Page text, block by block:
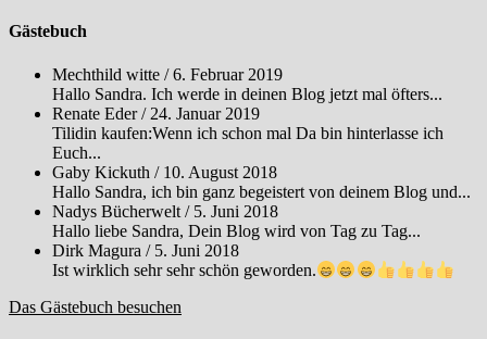
Gästebuch
Mechthild witte /6. Februar 2019
Hallo Sandra. Ich werde in deinen Blog jetzt mal öfters...
Renate Eder/ 24. Januar 2019
Tilidin kaufen:Wenn ich schon mal Da bin hinterlasse ich
Euch...
Gaby Kickuth / 10. August 2018
Hallo Sandra, ich bin ganz begeistert von deinem Blog und...
Nadys Bücherwelt / 5. Juni 2018
Hallo liebe Sandra, Dein Blog wird von Tag zu Tag...
Dirk Magura / 5. Juni 2018
Ist wirklich sehr sehr schön geworden.
Das Gästebuch besuchen